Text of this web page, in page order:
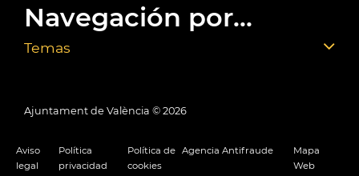
Navegación por...
Temas
Ajuntament de València © 2026
Aviso
legal
Política
privacidad
Política de
cookies
Agencia Antifraude
Mapa
Web